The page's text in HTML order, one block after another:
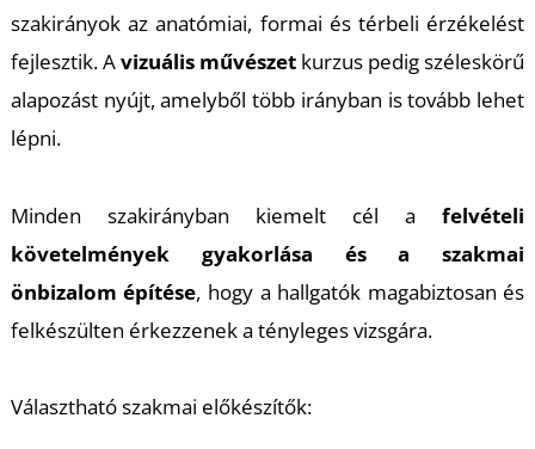
szakirányok az anatómiai, formai és térbeli érzékelést
fejlesztik. Avizuális művészet kurzus pedig széleskörű
alapozást nyújt, amelyből több irányban is tovább lehet
lépni.
Minden szakirányban kiemelt cél afelvételi
követelmények gyakorlása és a szakmai
önbizalom építése, hogy a hallgatók magabiztosan és
felkészülten érkezzenek a tényleges vizsgára.
Választható szakmai előkészítők: